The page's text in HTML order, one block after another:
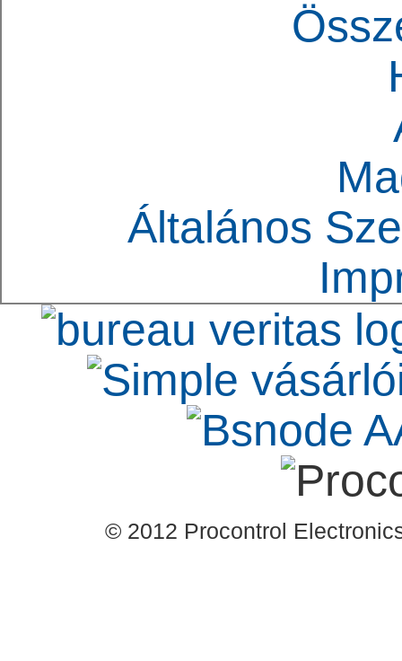
Általános
© 2012 Procontrol